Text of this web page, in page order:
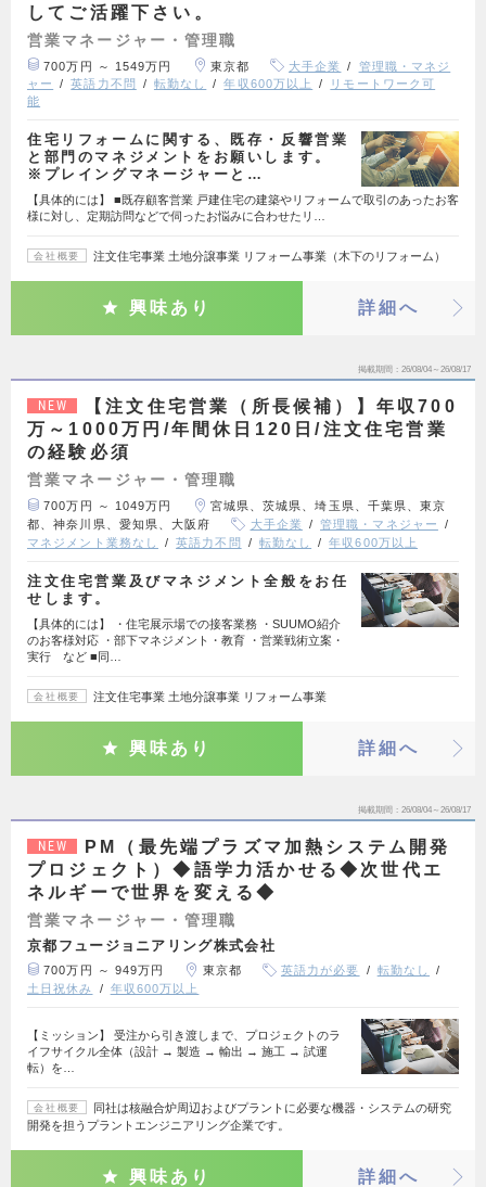
してご活躍下さい。
営業マネージャー・管理職
700万円 ～ 1549万円 東京都 大手企業
管理職・マネジ
ャー
英語力不問 転勤なし 年収600万以上
リモートワーク可
能
住宅リフォームに関する、既存・反響営業
と部門のマネジメントをお願いします。
※プレイングマネージャーと…
【具体的には】 ■既存顧客営業 戸建住宅の建築やリフォームで取引のあったお客
様に対し、定期訪問などで伺ったお悩みに合わせたリ…
会社概要 注文住宅事業 土地分譲事業 リフォーム事業（木下のリフォーム）
興味あり 詳細へ
掲載期間 26/08/04～26/08/17
NEW
【注文住宅営業（所長候補）】年収700
万～1000万円/年間休日120日/注文住宅営業
の経験必須
営業マネージャー・管理職
700万円 ～ 1049万円
宮城県、茨城県、埼玉県、千葉県、東京
都、神奈川県、愛知県、大阪府
大手企業
管理職・マネジャー
マネジメント業務なし
英語力不問 転勤なし 年収600万以上
注文住宅営業及びマネジメント全般をお任
せします。
【具体的には】 ・住宅展示場での接客業務 ・SUUMO紹介
のお客様対応 ・部下マネジメント・教育 ・営業戦術立案・
実行 など ■同…
会社概要 注文住宅事業 土地分譲事業 リフォーム事業
興味あり 詳細へ
掲載期間 26/08/04～26/08/17
NEW
PM（最先端プラズマ加熱システム開発
プロジェクト）◆語学力活かせる◆次世代エ
ネルギーで世界を変える◆
営業マネージャー・管理職
京都フュージョニアリング株式会社
700万円 ～ 949万円 東京都 英語力が必要
転勤なし
土日祝休み
年収600万以上
【ミッション】 受注から引き渡しまで、プロジェクトのラ
イフサイクル全体（設計 → 製造 → 輸出 → 施工 → 試運
転）を…
会社概要
同社は核融合炉周辺およびプラントに必要な機器・システムの研究
開発を担うプラントエンジニアリング企業です。
興味あり 詳細へ